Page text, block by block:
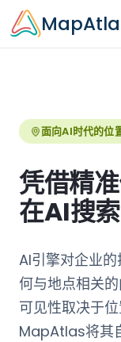
Skip to main content
面向AI时代的位
凭借精
在AI搜
AI引擎对企业
何与地点相关
可见性取决于
MapAtlas将其